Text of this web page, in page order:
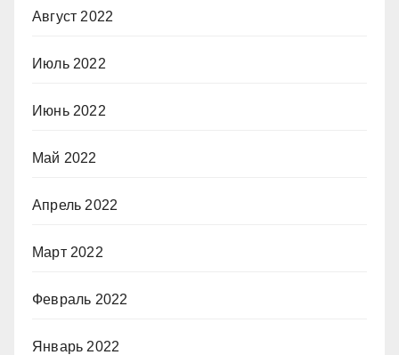
Август 2022
Июль 2022
Июнь 2022
Май 2022
Апрель 2022
Март 2022
Февраль 2022
Январь 2022